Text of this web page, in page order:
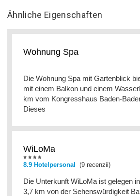
Ähnliche Eigenschaften
Wohnung Spa
Die Wohnung Spa mit Gartenblick
mit einem Balkon und einem
km vom Kongresshaus Baden-
Dieses
WiLoMa
8.9 Hotelpersonal (9 recenzii)
Die Unterkunft WiLoMa ist gelegen
3,7 km von der Sehenswürdigkeit